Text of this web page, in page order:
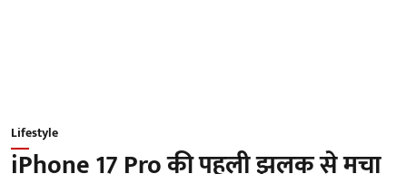
Lifestyle
iPhone 17 Pro की पहली झलक से मचा